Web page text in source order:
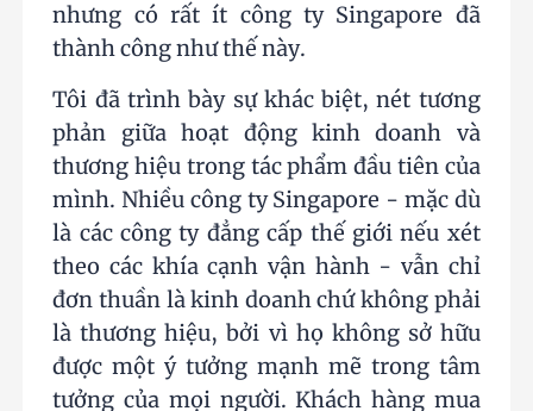
nhưng có rất ít công ty Singapore đã
thành công như thế này.
Tôi đã trình bày sự khác biệt, nét tương
phản giữa hoạt động kinh doanh và
thương hiệu trong tác phẩm đầu tiên của
mình. Nhiều công ty Singapore - mặc dù
là các công ty đẳng cấp thế giới nếu xét
theo các khía cạnh vận hành - vẫn chỉ
đơn thuần là kinh doanh chứ không phải
là thương hiệu, bởi vì họ không sở hữu
được một ý tưởng mạnh mẽ trong tâm
tưởng của mọi người. Khách hàng mua